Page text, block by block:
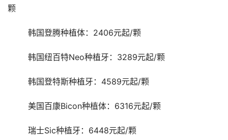
颗
	韩国登腾种植体：2406元起/颗
	韩国纽百特Neo种植牙：3289元起/颗
	韩国登特斯种植牙：4589元起/颗
	美国百康Bicon种植体：6316元起/颗
	瑞士Sic种植牙：6448元起/颗